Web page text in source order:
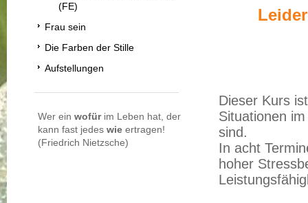
(FE)
Frau sein
Die Farben der Stille
Aufstellungen
Wer ein wofürim Leben hat, der
kann fast jedes wie ertragen!
(Friedrich Nietzsche)
Dieser Kurs
Situationen
sind.
In acht
hoher